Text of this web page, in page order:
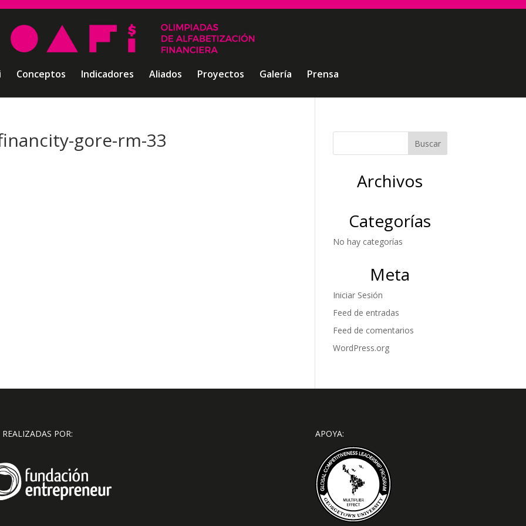
Conceptos Indicadores Aliados Proyectos Galería Prensa
gore-rm-33
Archivos
Categorías
No hay categorías
Meta
Iniciar Sesión
Feed de entradas
Feed de comentarios
WordPress.org
POR: APOYA: